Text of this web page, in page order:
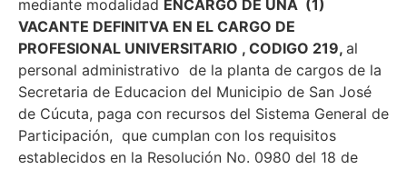
mediante modalidad ENCARGO DE UNA (1)
VACANTE DEFINITVA EN EL CARGO DE
PROFESIONAL UNIVERSITARIO , CODIGO 219, al
personal administrativo de la planta de cargos de la
Secretaria de Educacion del Municipio de San José
de Cúcuta, paga con recursos del Sistema General de
Participación, que cumplan con los requisitos
establecidos en la Resolución No. 0980 del 18 de